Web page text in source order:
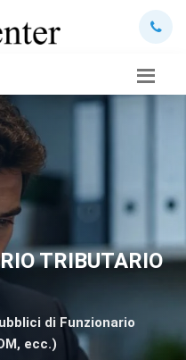
TRIBUTARIO
di Funzionario
ecc.)